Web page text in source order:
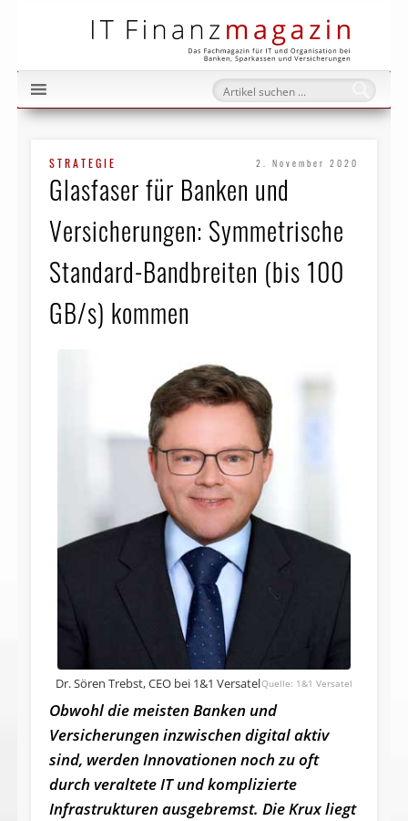
STRATEGIE 2. November 2020
Glasfaser für Banken und
Versicherungen: Sym­me­tri­sche
Standard-Bandbreiten (bis 100
GB/s) kommen
Dr. Sören Trebst, CEO bei 1&1 Versatel 1&1 Versatel
Obwohl die meisten Banken und
Versicherungen inzwischen digital aktiv
sind, werden Innovationen noch zu oft
durch veraltete IT und komplizierte
Infrastrukturen ausgebremst. Die Krux liegt